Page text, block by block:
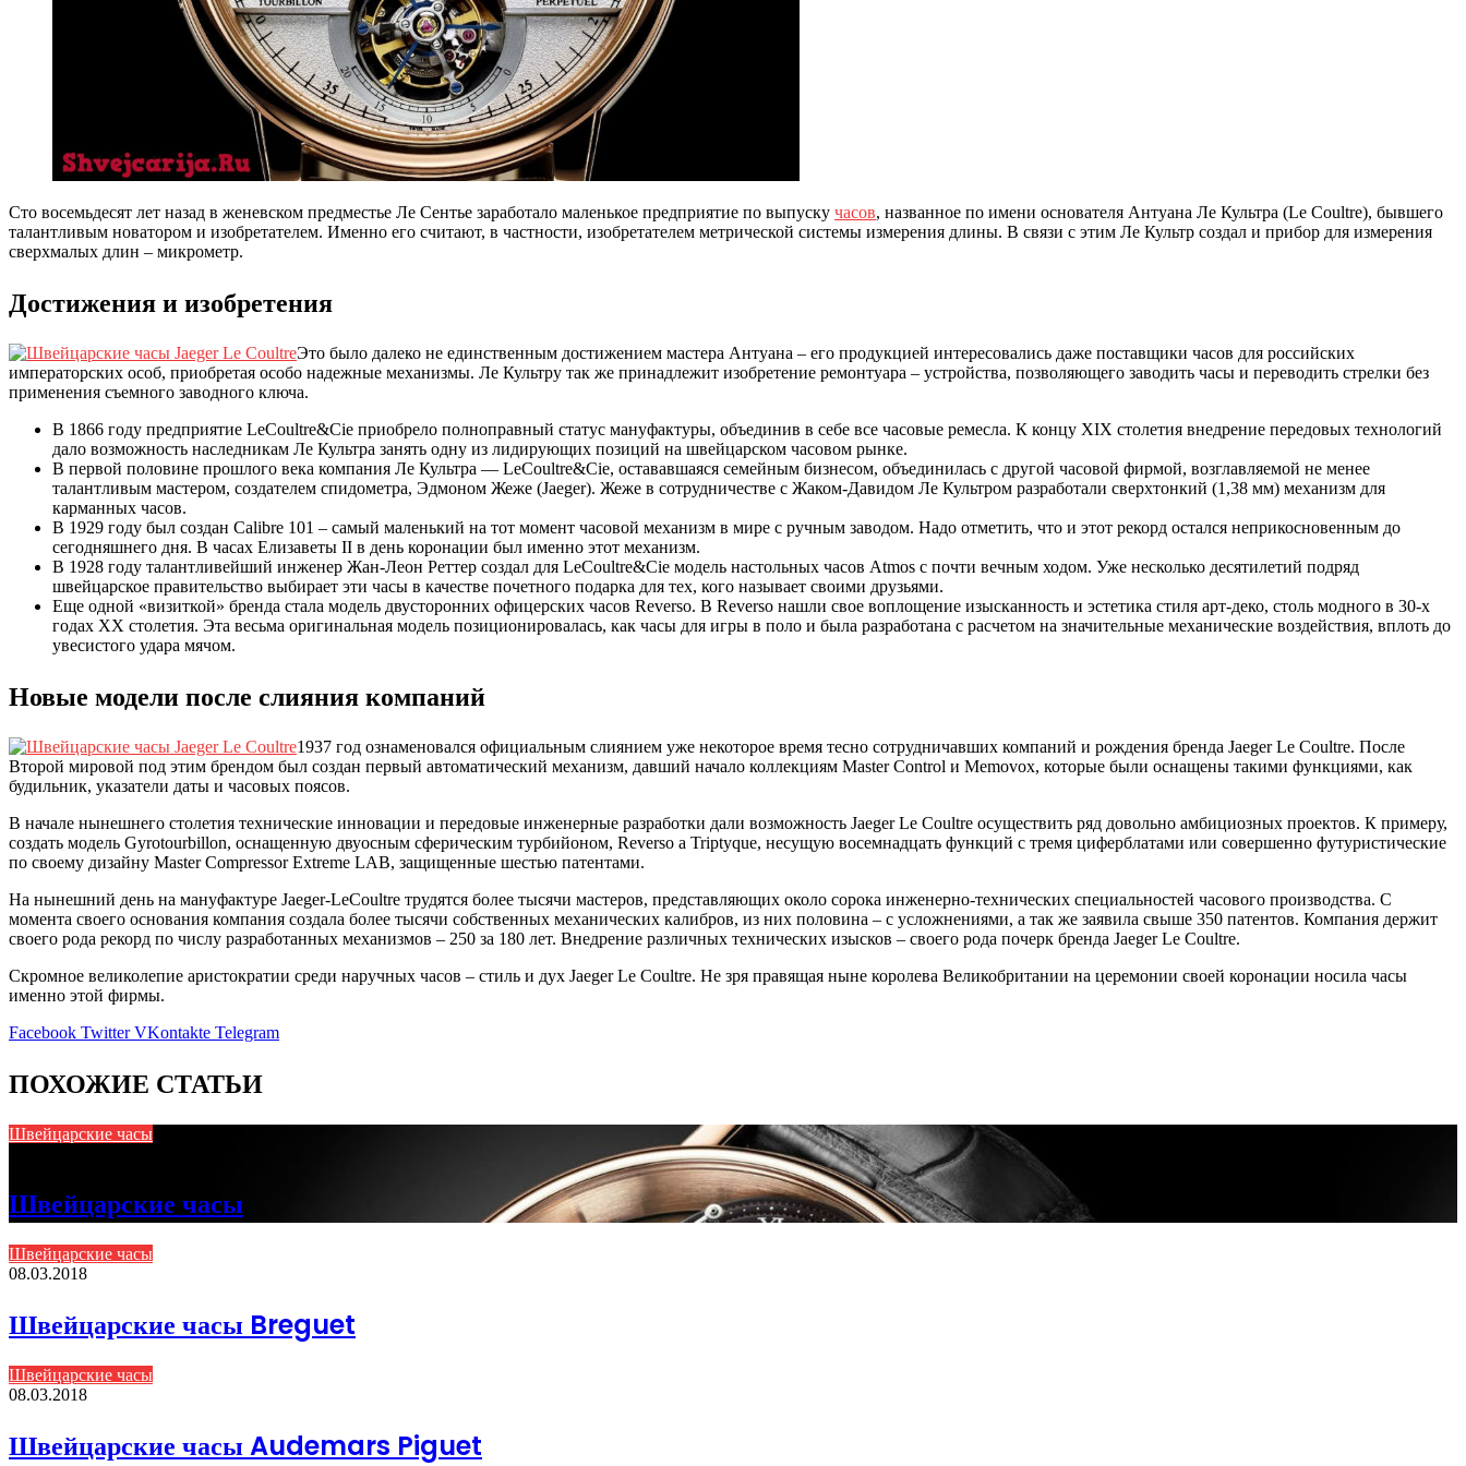
Сто восемьдесят лет назад в женевском предместье Ле Сентье заработало маленькое предприятие по выпуску часов, названное по имени основателя Антуана Ле Культра (Le Coultre), бывшего
талантливым новатором и изобретателем. Именно его считают, в частности, изобретателем метрической системы измерения длины. В связи с этим Ле Культр создал и прибор для измерения
сверхмалых длин – микрометр.
Достижения и изобретения
Это было далеко не единственным достижением мастера Антуана – его продукцией интересовались даже поставщики часов для российских
императорских особ, приобретая особо надежные механизмы. Ле Культру так же принадлежит изобретение ремонтуара – устройства, позволяющего заводить часы и переводить стрелки без
применения съемного заводного ключа.
В 1866 году предприятие LeCoultre&Cie приобрело полноправный статус мануфактуры, объединив в себе все часовые ремесла. К концу XIX столетия внедрение передовых технологий
дало возможность наследникам Ле Культра занять одну из лидирующих позиций на швейцарском часовом рынке.
В первой половине прошлого века компания Ле Культра — LeCoultre&Cie, остававшаяся семейным бизнесом, объединилась с другой часовой фирмой, возглавляемой не менее
талантливым мастером, создателем спидометра, Эдмоном Жеже (Jaeger). Жеже в сотрудничестве с Жаком-Давидом Ле Культром разработали сверхтонкий (1,38 мм) механизм для
карманных часов.
В 1929 году был создан Calibre 101 – самый маленький на тот момент часовой механизм в мире с ручным заводом. Надо отметить, что и этот рекорд остался неприкосновенным до
сегодняшнего дня. В часах Елизаветы II в день коронации был именно этот механизм.
В 1928 году талантливейший инженер Жан-Леон Реттер создал для LeCoultre&Cie модель настольных часов Atmos с почти вечным ходом. Уже несколько десятилетий подряд
швейцарское правительство выбирает эти часы в качестве почетного подарка для тех, кого называет своими друзьями.
Еще одной «визиткой» бренда стала модель двусторонних офицерских часов Reverso. В Reverso нашли свое воплощение изысканность и эстетика стиля арт-деко, столь модного в 30-х
годах ХХ столетия. Эта весьма оригинальная модель позиционировалась, как часы для игры в поло и была разработана с расчетом на значительные механические воздействия, вплоть до
увесистого удара мячом.
Новые модели после слияния компаний
1937 год ознаменовался официальным слиянием уже некоторое время тесно сотрудничавших компаний и рождения бренда Jaeger Le Coultre. После
Второй мировой под этим брендом был создан первый автоматический механизм, давший начало коллекциям Master Control и Memovox, которые были оснащены такими функциями, как
будильник, указатели даты и часовых поясов.
В начале нынешнего столетия технические инновации и передовые инженерные разработки дали возможность Jaeger Le Coultre осуществить ряд довольно амбициозных проектов. К примеру,
создать модель Gyrotourbillon, оснащенную двуосным сферическим турбийоном, Reverso a Triptyque, несущую восемнадцать функций с тремя циферблатами или совершенно футуристические
по своему дизайну Master Compressor Extreme LAB, защищенные шестью патентами.
На нынешний день на мануфактуре Jaeger-LeCoultre трудятся более тысячи мастеров, представляющих около сорока инженерно-технических специальностей часового производства. С
момента своего основания компания создала более тысячи собственных механических калибров, из них половина – с усложнениями, а так же заявила свыше 350 патентов. Компания держит
своего рода рекорд по числу разработанных механизмов – 250 за 180 лет. Внедрение различных технических изысков – своего рода почерк бренда Jaeger Le Coultre.
Скромное великолепие аристократии среди наручных часов – стиль и дух Jaeger Le Coultre. Не зря правящая ныне королева Великобритании на церемонии своей коронации носила часы
именно этой фирмы.
Facebook Twitter VKontakte Telegram
ПОХОЖИЕ СТАТЬИ
Швейцарские часы
Швейцарские часы
Швейцарские часы
08.03.2018
Швейцарские часы Breguet
Швейцарские часы
08.03.2018
Швейцарские часы Audemars Piguet